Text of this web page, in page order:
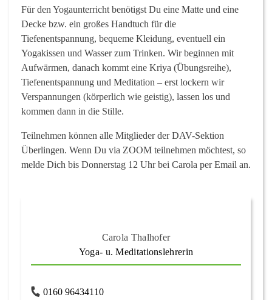
Für den Yogaunterricht benötigst Du eine Matte und eine
Decke bzw. ein großes Handtuch für die
Tiefenentspannung, bequeme Kleidung, eventuell ein
Yogakissen und Wasser zum Trinken. Wir beginnen mit
Aufwärmen, danach kommt eine Kriya (Übungsreihe),
Tiefenentspannung und Meditation – erst lockern wir
Verspannungen (körperlich wie geistig), lassen los und
kommen dann in die Stille.
Teilnehmen können alle Mitglieder der DAV-Sektion
Überlingen. Wenn Du via ZOOM teilnehmen möchtest, so
melde Dich bis Donnerstag 12 Uhr bei Carola per Email an.
Carola Thalhofer
Yoga- u. Meditationslehrerin
0160 96434110